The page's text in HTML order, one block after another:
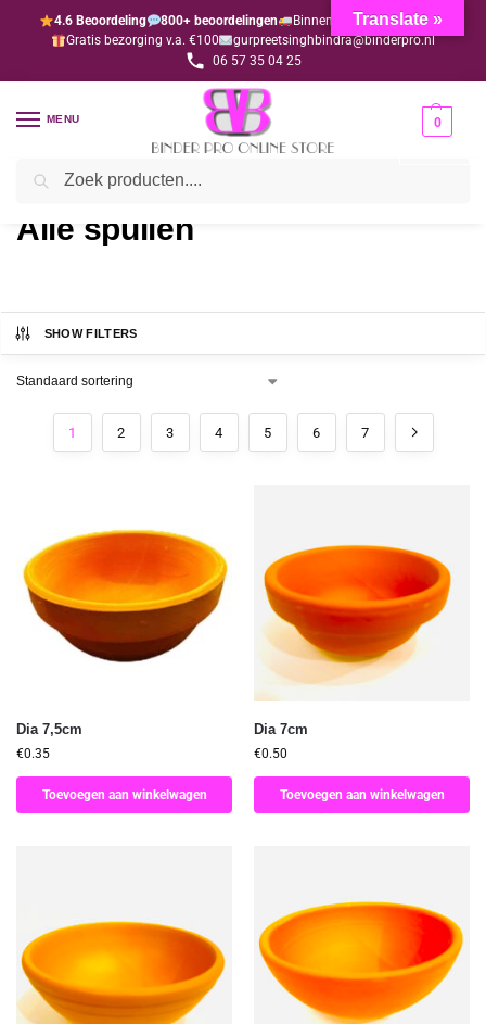
4.6 Beoordeling 800+ beoordelingen
Binnen 1-3 dagen geleverd
Gratis bezorging v.a. €100
gurpreetsinghbindra@binderpro.nl
06 57 35 04 25
MENU 0
Home Diwali / Alle spullen
Alle spullen
SHOW FILTERS
1 2 3 4 5 6 7
Dia 7,5cm
€0.35
Toevoegen aan winkelwagen
Dia 7cm
€0.50
Toevoegen aan winkelwagen
Translate »